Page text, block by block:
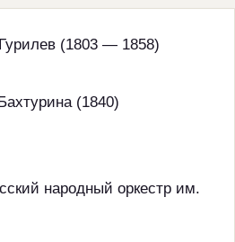
(1803 ― 1858)
(1840)
народный оркестр им.